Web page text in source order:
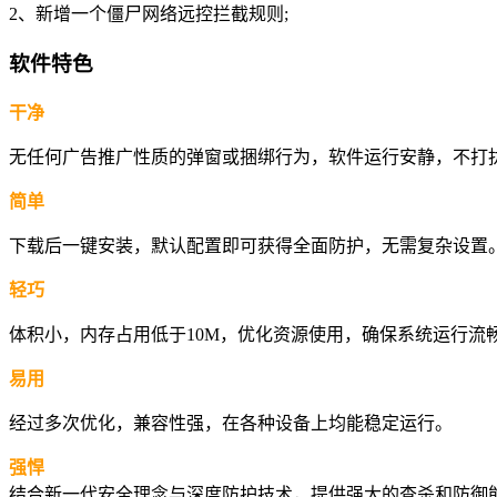
2、新增一个僵尸网络远控拦截规则;
软件特色
干净
无任何广告推广性质的弹窗或捆绑行为，软件运行安静，不打
简单
下载后一键安装，默认配置即可获得全面防护，无需复杂设置。
轻巧
体积小，内存占用低于10M，优化资源使用，确保系统运行流
易用
经过多次优化，兼容性强，在各种设备上均能稳定运行。
强悍